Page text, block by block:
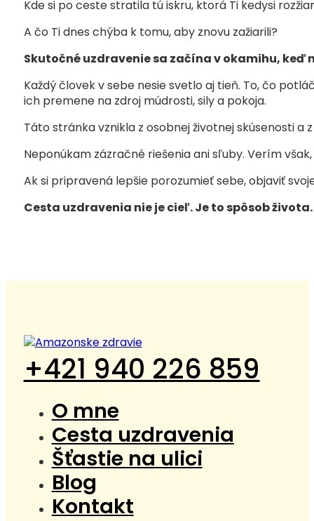
Kde si po ceste stratila tú iskru, ktorá Ti kedysi
A čo Ti dnes chýba k tomu, aby znovu zažiarili?
Skutočné uzdravenie sa začína v okamihu,
Každý človek v sebe nesie svetlo aj tieň. To, čo
ich premene na zdroj múdrosti, sily a pokoja.
Táto stránka vznikla z osobnej životnej skúsenosti
Neponúkam zázračné riešenia ani sľuby. Verím
Ak si pripravená lepšie porozumieť sebe, objaviť
Cesta uzdravenia nie je cieľ. Je to spôsob
+421 940 226 859
O mne
Cesta uzdravenia
Šťastie na ulici
Blog
Kontakt